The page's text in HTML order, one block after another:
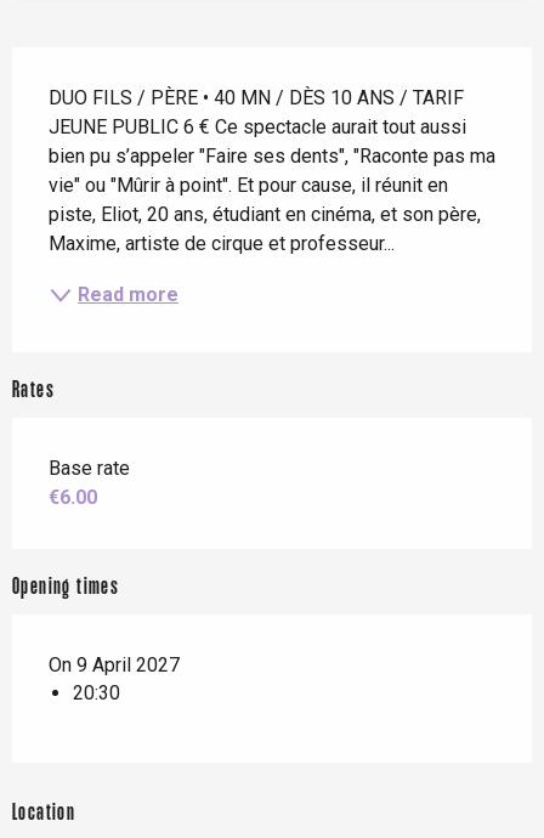
DUO FILS / PÈRE • 40 MN / DÈS 10 ANS / TARIF
JEUNE PUBLIC 6 € Ce spectacle aurait tout aussi
bien pu s’appeler "Faire ses dents", "Raconte pas ma
vie" ou "Mûrir à point". Et pour cause, il réunit en
piste, Eliot, 20 ans, étudiant en cinéma, et son père,
Maxime, artiste de cirque et professeur...
Read more
Rates
Base rate
€6.00
Opening times
On 9 April 2027
20:30
Location